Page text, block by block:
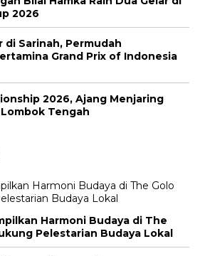
2026
di Sarinah, Permudah
Grand Prix of Indonesia
2026, Ajang Menjaring
Tengah
Harmoni Budaya di The
Pelestarian Budaya Lokal